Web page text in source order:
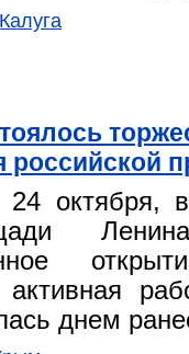
российской
24 октября,
Ленина
днем